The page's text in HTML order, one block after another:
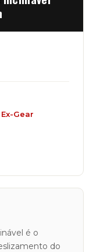
Ex-Gear
é o
do